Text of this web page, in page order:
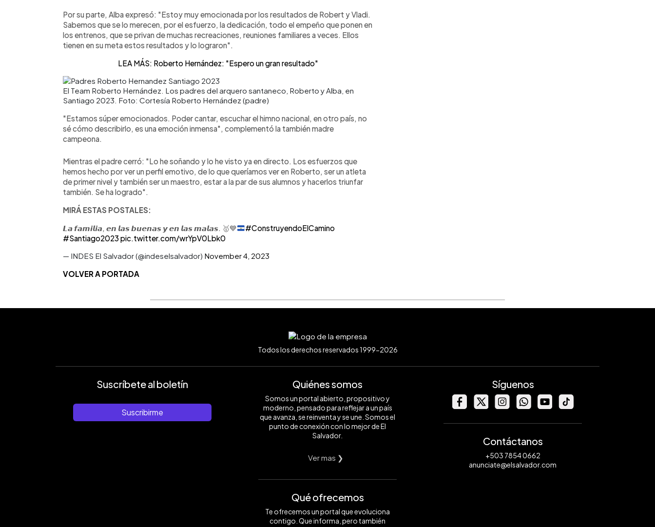
Por su parte, Alba expresó: "Estoy muy emocionada por los resultados de Robert y Vladi.
Sabemos que se lo merecen, por el esfuerzo, la dedicación, todo el empeño que ponen en
los entrenos, que se privan de muchas recreaciones, reuniones familiares a veces. Ellos
tienen en su meta estos resultados y lo lograron".
LEA MÁS: Roberto Hernández: "Espero un gran resultado"
El Team Roberto Hernández. Los padres del arquero santaneco, Roberto y Alba, en
Santiago 2023. Foto: Cortesía Roberto Hernández (padre)
"Estamos súper emocionados. Poder cantar, escuchar el himno nacional, en otro país, no
sé cómo describirlo, es una emoción inmensa", complementó la también madre
campeona.
Mientras el padre cerró: "Lo he soñando y lo he visto ya en directo. Los esfuerzos que
hemos hecho por ver un perfil emotivo, de lo que queríamos ver en Roberto, ser un atleta
de primer nivel y también ser un maestro, estar a la par de sus alumnos y hacerlos triunfar
también. Se ha logrado".
MIRÁ ESTAS POSTALES:
𝙇𝙖 𝙛𝙖𝙢𝙞𝙡𝙞𝙖, 𝙚𝙣 𝙡𝙖𝙨 𝙗𝙪𝙚𝙣𝙖𝙨 𝙮 𝙚𝙣 𝙡𝙖𝙨 𝙢𝙖𝙡𝙖𝙨. 🥇💙
#ConstruyendoElCamino
#Santiago2023pic.twitter.com/wrYpV0Lbk0
— INDES El Salvador (@indeselsalvador) November 4, 2023
VOLVER A PORTADA
Todos los derechos reservados 1999-2026
Suscríbete al boletín
Suscribirme
Quiénes somos
Somos un portal abierto, propositivo y
moderno, pensado para reflejar a un país
que avanza, se reinventa y se une. Somos el
punto de conexión con lo mejor de El
Salvador.
Ver mas ❯
Qué ofrecemos
Te ofrecemos un portal que evoluciona
contigo. Que informa, pero también
Síguenos
Contáctanos
+503 7854 0662
anunciate@elsalvador.com